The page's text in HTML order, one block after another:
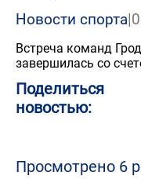
Новости спорта|
Встреча команд
завершилась со
Поделиться
новостью:
Просмотрено 6